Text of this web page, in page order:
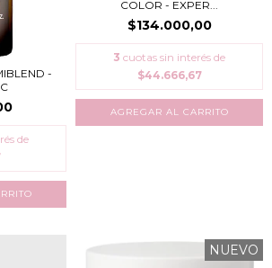
-
de
COLOR - EXPER...
$134.000,00
3 cuotas sin interés de
$44.666,67
NUEVO